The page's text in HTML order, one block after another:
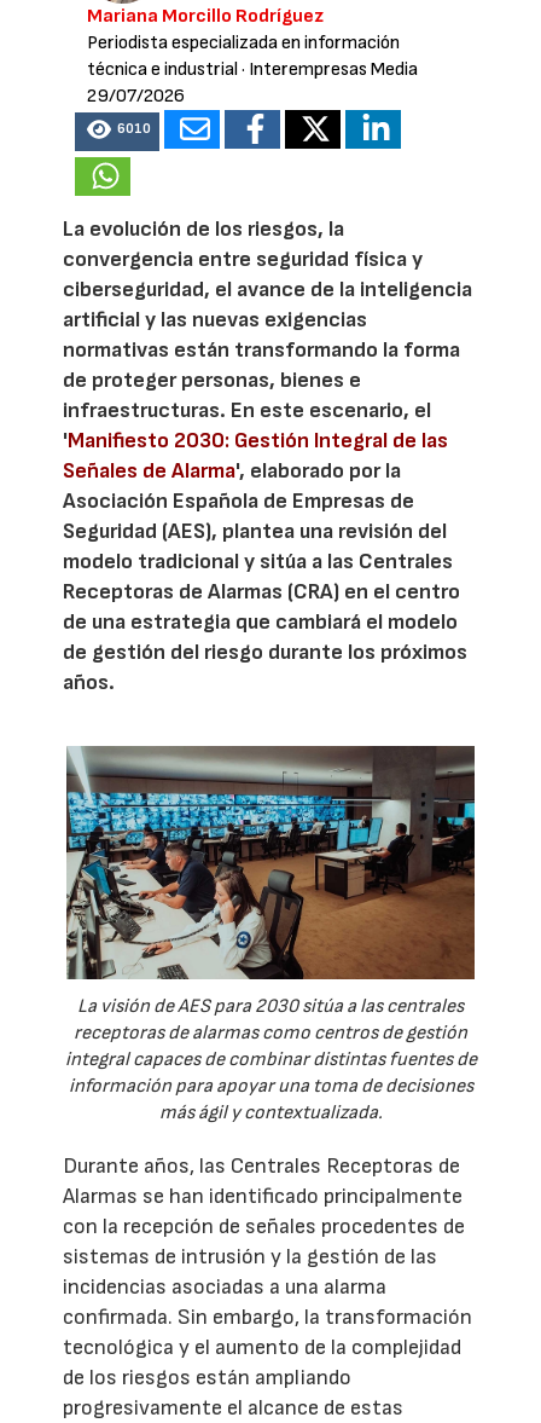
Mariana Morcillo Rodríguez
Periodista especializada en información
técnica e industrial· Interempresas Media
29/07/2026
6010
La evolución de los riesgos, la
convergencia entre seguridad física y
ciberseguridad, el avance de la inteligencia
artificial y las nuevas exigencias
normativas están transformando la forma
de proteger personas, bienes e
infraestructuras. En este escenario, el
'Manifiesto 2030: Gestión Integral de las
Señales de Alarma', elaborado por la
Asociación Española de Empresas de
Seguridad (AES), plantea una revisión del
modelo tradicional y sitúa a las Centrales
Receptoras de Alarmas (CRA) en el centro
de una estrategia que cambiará el modelo
de gestión del riesgo durante los próximos
años.
La visión de AES para 2030 sitúa a las centrales
receptoras de alarmas como centros de gestión
integral capaces de combinar distintas fuentes de
información para apoyar una toma de decisiones
más ágil y contextualizada.
Durante años, las Centrales Receptoras de
Alarmas se han identificado principalmente
con la recepción de señales procedentes de
sistemas de intrusión y la gestión de las
incidencias asociadas a una alarma
confirmada. Sin embargo, la transformación
tecnológica y el aumento de la complejidad
de los riesgos están ampliando
progresivamente el alcance de estas